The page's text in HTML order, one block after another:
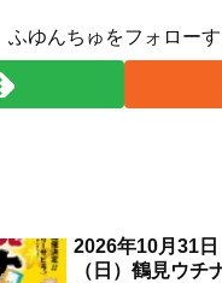
ふゆんちゅをフォローす
2026年10月31
（日）鶴見ウチ